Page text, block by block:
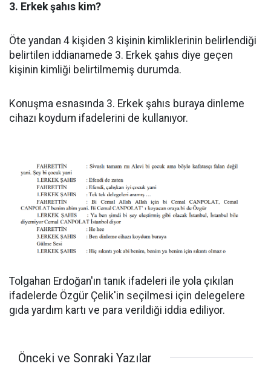
3. Erkek şahıs kim?
Öte yandan 4 kişiden 3 kişinin kimliklerinin belirlendiği
belirtilen iddianamede 3. Erkek şahıs diye geçen
kişinin kimliği belirtilmemiş durumda.
Konuşma esnasında 3. Erkek şahıs buraya dinleme
cihazı koydum ifadelerini de kullanıyor.
Tolgahan Erdoğan'ın tanık ifadeleri ile yola çıkılan
ifadelerde Özgür Çelik'in seçilmesi için delegelere
gıda yardım kartı ve para verildiği iddia ediliyor.
Önceki ve Sonraki Yazılar